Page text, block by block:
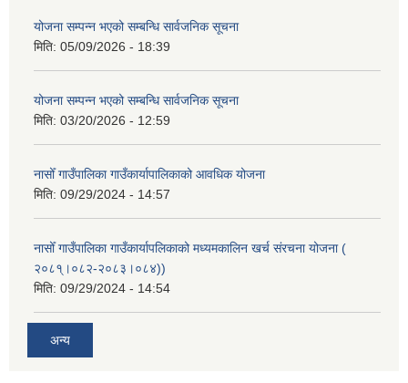
योजना सम्पन्न भएको सम्बन्धि सार्वजनिक सूचना
मिति: 05/09/2026 - 18:39
योजना सम्पन्न भएको सम्बन्धि सार्वजनिक सूचना
मिति: 03/20/2026 - 12:59
नासोँ गाउँपालिका गाउँकार्यापालिकाको आवधिक योजना
मिति: 09/29/2024 - 14:57
नासोँ गाउँपालिका गाउँकार्यापलिकाको मध्यमकालिन खर्च संरचना योजना (
२०८१्।०८२-२०८३।०८४))
मिति: 09/29/2024 - 14:54
अन्य